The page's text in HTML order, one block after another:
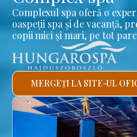
Complexul spa oferă o
oaspeții spa și de vacanță,
copii mici și mari, pe tot
MERGEȚI LA SITE-UL